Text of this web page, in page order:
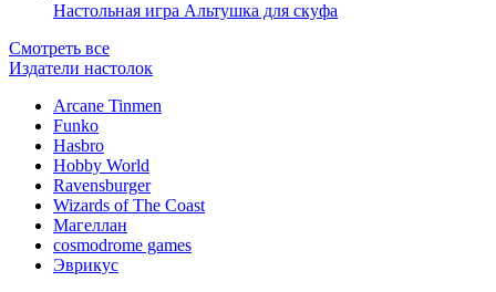
Настольная игра Альтушка для скуфа
Смотреть все
Издатели настолок
Arcane Tinmen
Funko
Hasbro
Hobby World
Ravensburger
Wizards of The Coast
Магеллан
сosmodrome games
Эврикус